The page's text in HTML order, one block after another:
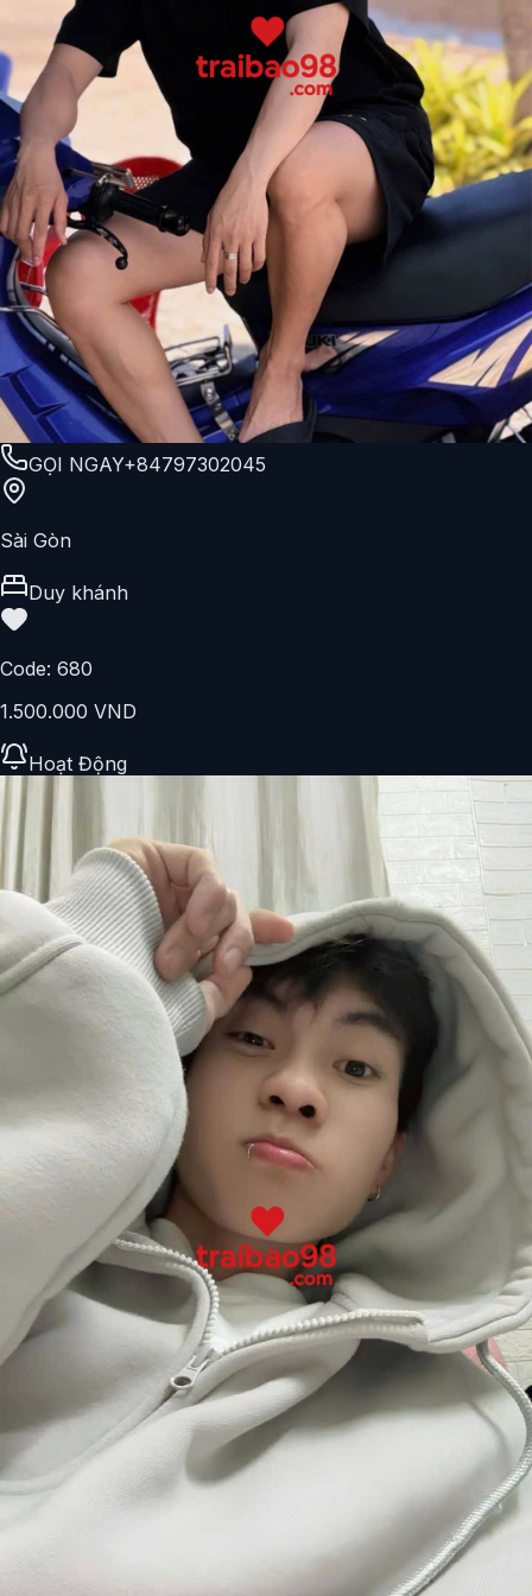
GỌI NGAY+84797302045
Sài Gòn
Duy khánh
Code: 680
1.500.000 VND
Hoạt Động